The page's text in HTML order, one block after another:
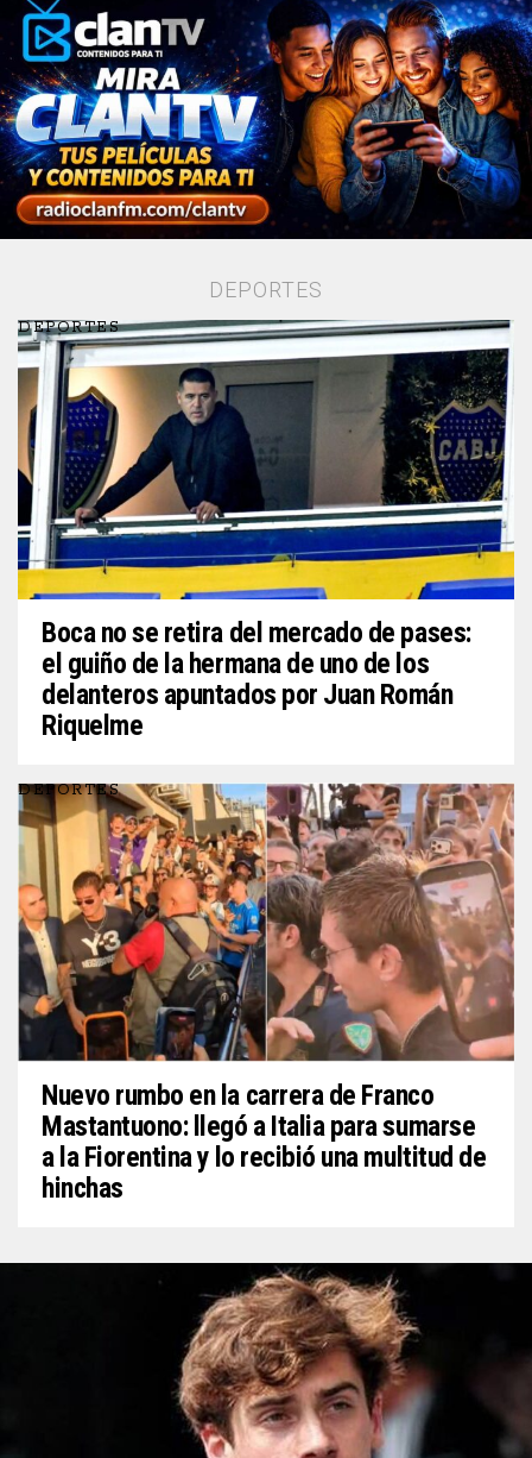
DEPORTES
DEPORTES
Boca no se retira del mercado de pases:
el guiño de la hermana de uno de los
delanteros apuntados por Juan Román
Riquelme
DEPORTES
Nuevo rumbo en la carrera de Franco
Mastantuono: llegó a Italia para sumarse
a la Fiorentina y lo recibió una multitud de
hinchas